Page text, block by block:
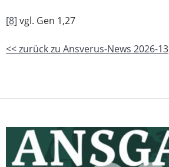
[8] vgl. Gen 1,27
<< zurück zu Ansverus-News 2026-13